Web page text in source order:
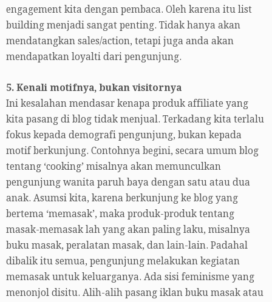
engagement kita dengan pembaca. Oleh karena itu list
building menjadi sangat penting. Tidak hanya akan
mendatangkan sales/action, tetapi juga anda akan
mendapatkan loyalti dari pengunjung.
5. Kenali motifnya, bukan visitornya
Ini kesalahan mendasar kenapa produk affiliate yang
kita pasang di blog tidak menjual. Terkadang kita terlalu
fokus kepada demografi pengunjung, bukan kepada
motif berkunjung. Contohnya begini, secara umum blog
tentang ‘cooking’ misalnya akan memunculkan
pengunjung wanita paruh baya dengan satu atau dua
anak. Asumsi kita, karena berkunjung ke blog yang
bertema ‘memasak’, maka produk-produk tentang
masak-memasak lah yang akan paling laku, misalnya
buku masak, peralatan masak, dan lain-lain. Padahal
dibalik itu semua, pengunjung melakukan kegiatan
memasak untuk keluarganya. Ada sisi feminisme yang
menonjol disitu. Alih-alih pasang iklan buku masak atau